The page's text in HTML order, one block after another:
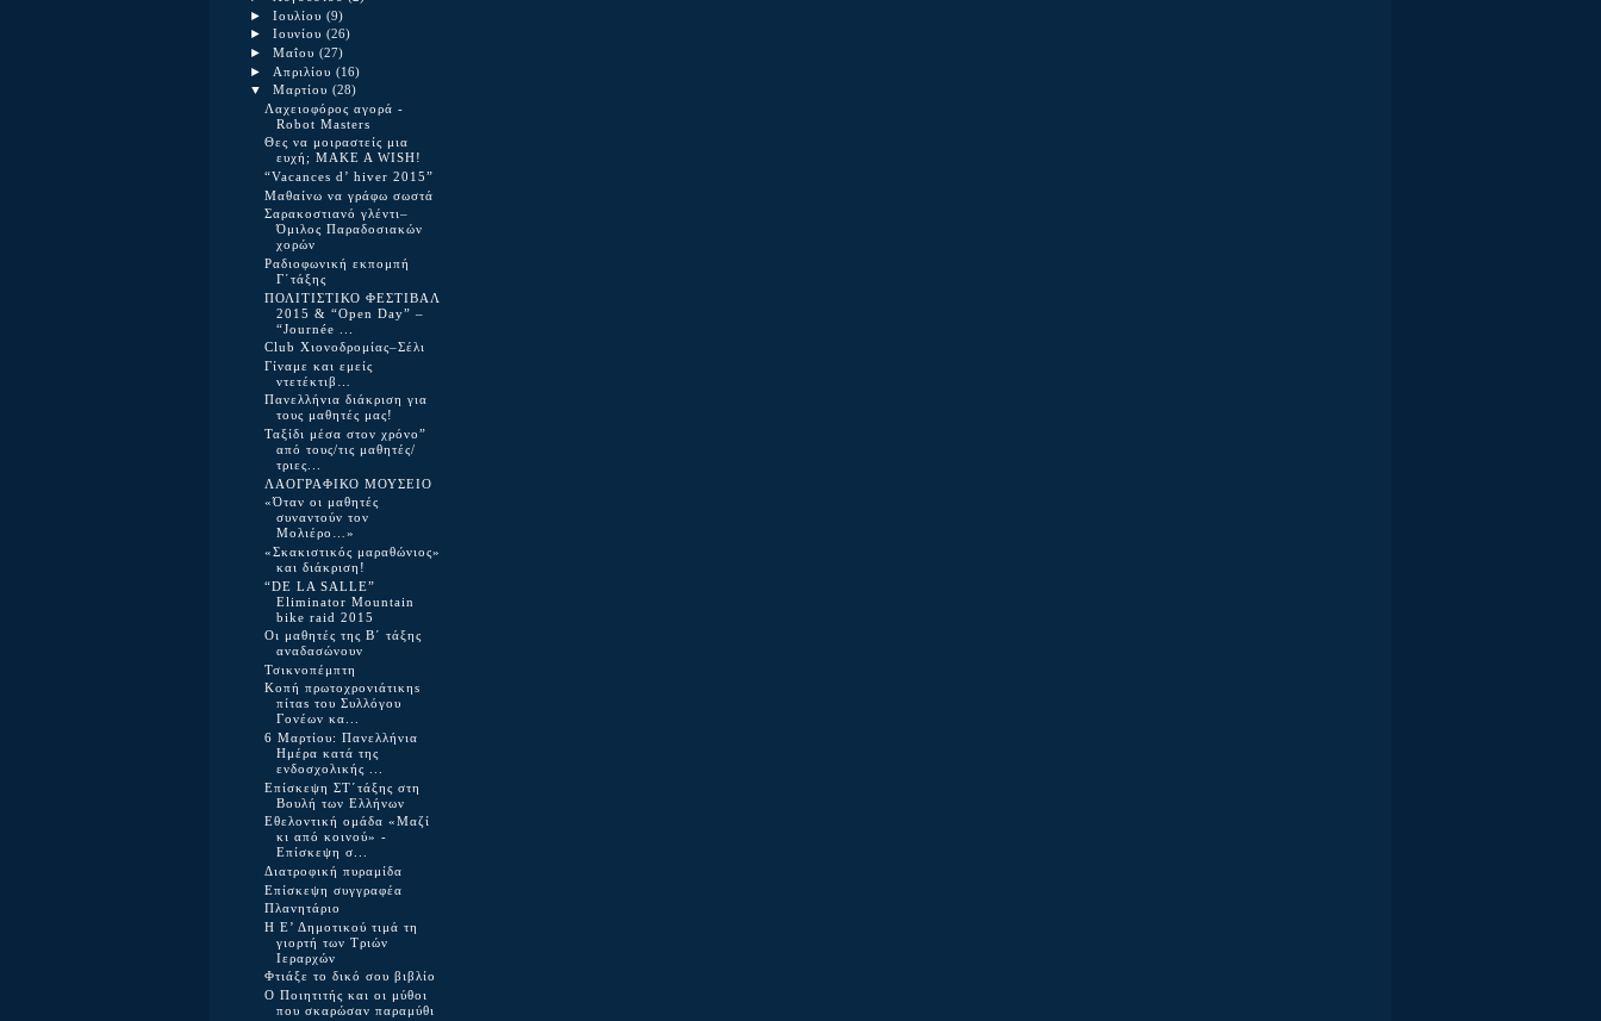
► Ιουλίου (9)
► Ιουνίου (26)
► Μαΐου (27)
► Απριλίου (16)
▼ Μαρτίου (28)
Λαχειοφόρος αγορά -
Robot Masters
Θες να μοιραστείς μια
ευχή; ΜAKE A WISH!
“Vacances d’ hiver 2015”
Μαθαίνω να γράφω σωστά
Σαρακοστιανό γλέντι–
Όμιλος Παραδοσιακών
χορών
Ραδιοφωνική εκπομπή
Γ΄τάξης
ΠΟΛΙΤΙΣΤΙΚΟ ΦΕΣΤΙΒΑΛ
2015 & “Open Day” –
“Journée ...
Club Χιονοδρομίας–Σέλι
Γίναμε και εμείς
ντετέκτιβ…
Πανελλήνια διάκριση για
τους μαθητές μας!
Ταξίδι μέσα στον χρόνο”
από τους/τις μαθητές/
τριες...
ΛΑΟΓΡΑΦΙΚΟ ΜΟΥΣΕΙΟ
«Όταν οι μαθητές
συναντούν τον
Μολιέρο…»
«Σκακιστικός μαραθώνιος»
και διάκριση!
“DE LA SALLE”
Eliminator Mountain
bike raid 2015
Οι μαθητές της Β΄ τάξης
αναδασώνουν
Τσικνοπέμπτη
Κοπή πρωτοχρονιάτικηs
πίταs του Συλλόγου
Γονέων κα...
6 Μαρτίου: Πανελλήνια
Ημέρα κατά της
ενδοσχολικής ...
Επίσκεψη ΣΤ΄τάξης στη
Εθελοντική ομάδα «Μαζί
κι από κοινού» -
Επίσκεψη σ...
Διατροφική πυραμίδα
Επίσκεψη συγγραφέα
Πλανητάριο
Η Ε’ Δημοτικού τιμά τη
γιορτή των Τριών
Ιεραρχών
Φτιάξε το δικό σου βιβλίο
O Ποιητιτής και οι μύθοι
που σκαρώσαν παραμύθι